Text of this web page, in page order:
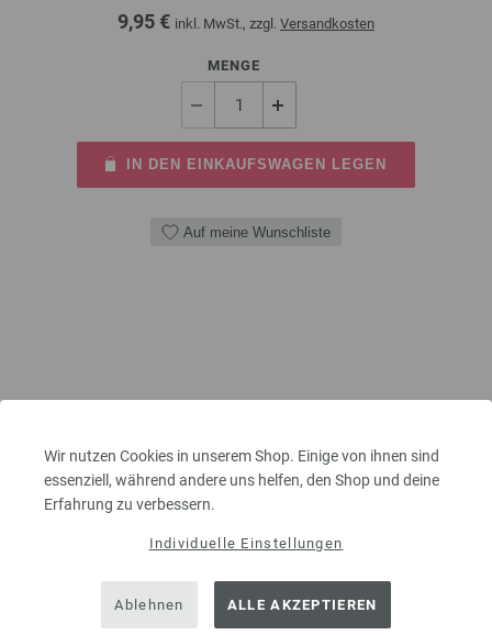
Wir nutzen Cookies in unserem Shop. Einige von ihnen sind
essenziell, während andere uns helfen, den Shop und deine
Erfahrung zu verbessern.
Individuelle Einstellungen
Ablehnen ALLE AKZEPTIEREN
9,95 € inkl. MwSt., zzgl. Versandkosten
MENGE
IN DEN EINKAUFSWAGEN LEGEN
Auf meine Wunschliste